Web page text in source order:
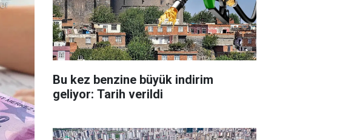
Bu kez benzine büyük indirim
geliyor: Tarih verildi